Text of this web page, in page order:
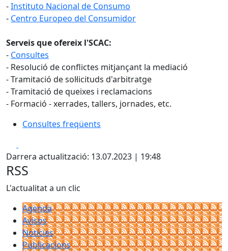
-Instituto Nacional de Consumo
- Centro Europeo del Consumidor
Serveis que ofereix l'SCAC:
- Consultes
- Resolució de conflictes mitjançant la mediació
- Tramitació de sol·licituds d'arbitratge
- Tramitació de queixes i reclamacions
- Formació - xerrades, tallers, jornades, etc.
Consultes freqüents
Darrera actualització: 13.07.2023 | 19:48
RSS
L'actualitat a un clic
Agenda
Avisos
Notícies
Publicacions